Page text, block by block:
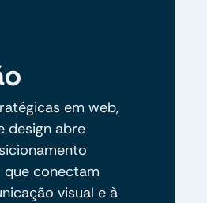
em web,
design abre
que conectam
visual e à